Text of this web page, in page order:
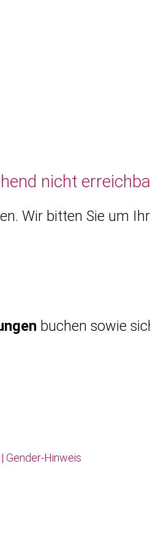
nicht
Wir bitten Sie um
buchen sowie
| Gender-Hinweis